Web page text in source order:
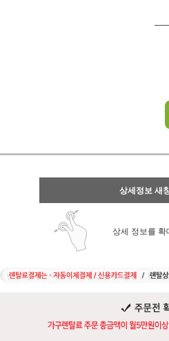
상세정보 새
상세 정보를 확